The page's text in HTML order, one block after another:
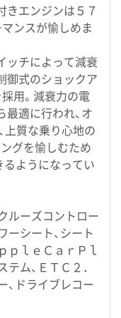
きエンジンは５７
ンスが愉しめま
ッチによって減衰
御式のショックア
用。減衰力の電
適に行われ、オ
上質な乗り心地の
ングを愉しむため
るようになってい
ルーズコントロー
ーシート、シート
ｐｌｅＣａｒＰｌ
ム、ＥＴＣ２．
、ドライブレコー